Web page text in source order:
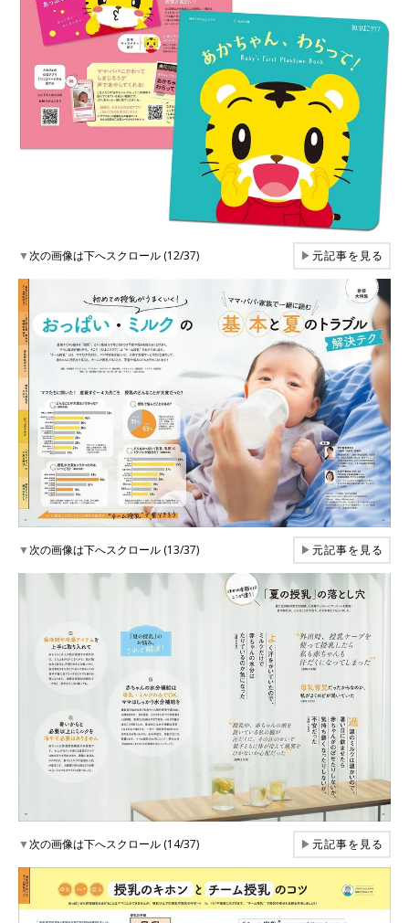
▼次の画像は下へスクロール (12/37) ▶元記事を見る
▼次の画像は下へスクロール (13/37) ▶元記事を見る
▼次の画像は下へスクロール (14/37) ▶元記事を見る